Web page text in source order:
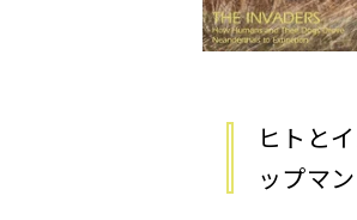
ヒトと
ップマン